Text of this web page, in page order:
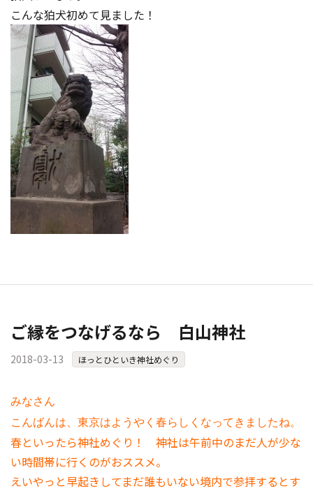
こんな狛犬初めて見ました！
ご縁をつなげるなら 白山神社
2018-03-13 ほっとひといき神社めぐり
みなさん
こんばんは、東京はようやく春らしくなってきましたね。
春といったら神社めぐり！ 神社は午前中のまだ人が少な
い時間帯に行くのがおススメ。
えいやっと早起きしてまだ誰もいない境内で参拝するとす